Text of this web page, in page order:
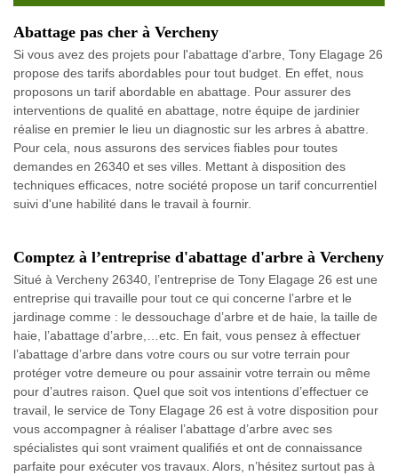
Abattage pas cher à Vercheny
Si vous avez des projets pour l'abattage d'arbre, Tony Elagage 26
propose des tarifs abordables pour tout budget. En effet, nous
proposons un tarif abordable en abattage. Pour assurer des
interventions de qualité en abattage, notre équipe de jardinier
réalise en premier le lieu un diagnostic sur les arbres à abattre.
Pour cela, nous assurons des services fiables pour toutes
demandes en 26340 et ses villes. Mettant à disposition des
techniques efficaces, notre société propose un tarif concurrentiel
suivi d'une habilité dans le travail à fournir.
Comptez à l’entreprise d'abattage d'arbre à Vercheny
Situé à Vercheny 26340, l’entreprise de Tony Elagage 26 est une
entreprise qui travaille pour tout ce qui concerne l’arbre et le
jardinage comme : le dessouchage d’arbre et de haie, la taille de
haie, l’abattage d’arbre,…etc. En fait, vous pensez à effectuer
l’abattage d’arbre dans votre cours ou sur votre terrain pour
protéger votre demeure ou pour assainir votre terrain ou même
pour d’autres raison. Quel que soit vos intentions d’effectuer ce
travail, le service de Tony Elagage 26 est à votre disposition pour
vous accompagner à réaliser l’abattage d’arbre avec ses
spécialistes qui sont vraiment qualifiés et ont de connaissance
parfaite pour exécuter vos travaux. Alors, n’hésitez surtout pas à